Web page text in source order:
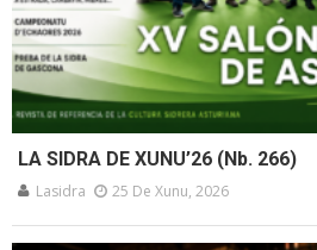
LA SIDRA DE XUNU’26 (Nb. 266)
Lasidra 25 De Xunu, 2026